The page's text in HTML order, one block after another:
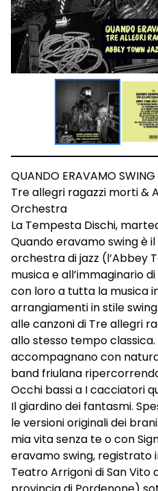
QUANDO ERAVAMO SWING
Tre allegri ragazzi morti &
Orchestra
La Tempesta Dischi,
Quando eravamo swing è
orchestra di jazz (l’Abbey
musica e all’immaginario
con loro a tutta la musica
arrangiamenti in stile
alle canzoni di Tre allegri
allo stesso tempo
accompagnano con
band friulana
Occhi bassi a I cacciatori
Il giardino dei fantasmi.
le versioni originali dei
mia vita senza te o con
eravamo swing, registrato
Teatro Arrigoni di San Vito